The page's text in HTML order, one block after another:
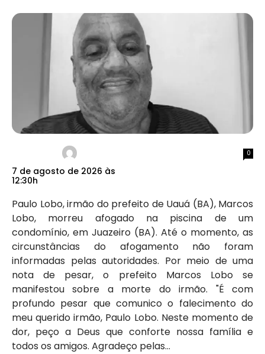
7 de agosto de 2026 às
12:30h
0
Paulo Lobo, irmão do prefeito de Uauá (BA), Marcos
Lobo, morreu afogado na piscina de um
condomínio, em Juazeiro (BA). Até o momento, as
circunstâncias do afogamento não foram
informadas pelas autoridades. Por meio de uma
nota de pesar, o prefeito Marcos Lobo se
manifestou sobre a morte do irmão. "É com
profundo pesar que comunico o falecimento do
meu querido irmão, Paulo Lobo. Neste momento de
dor, peço a Deus que conforte nossa família e
todos os amigos. Agradeço pelas...